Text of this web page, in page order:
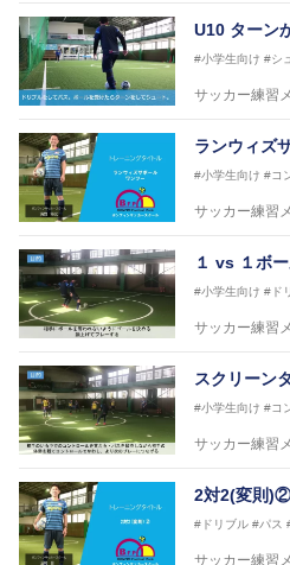
日本サッカー協会公
協会公認フットサル
※全コーチボンフィ
U10 ターン
#小学生向け #シ
サッカー練習
ランウィズ
#小学生向け #コ
サッカー練習
１ vs １ボ
#小学生向け #ド
サッカー練習
スクリーン
#小学生向け #コ
サッカー練習
2対2(変則)②
#ドリブル #パス
サッカー練習